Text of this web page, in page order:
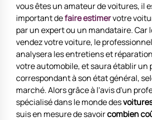
vous êtes un amateur de voitures, il
important defaire estimervotre
par un expert ou un mandataire. Car
vendez votre voiture, le
analysera les entretiens et
votre automobile, et saura établir un
correspondant à son état général,
marché. Alors grâce à l'avis d'un
spécialisé dans le monde des
suis en mesure de savoircombien